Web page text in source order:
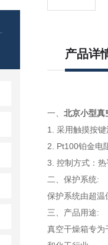
产品详
一、 北京小型真
1. 采用触摸按
2. Pt100铂金电
3. 控制方式：
二、保护系统:
保护系统由超温
三、产品用途:
真空干燥箱专为